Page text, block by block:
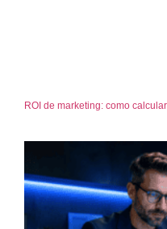
ROI de marketing: como